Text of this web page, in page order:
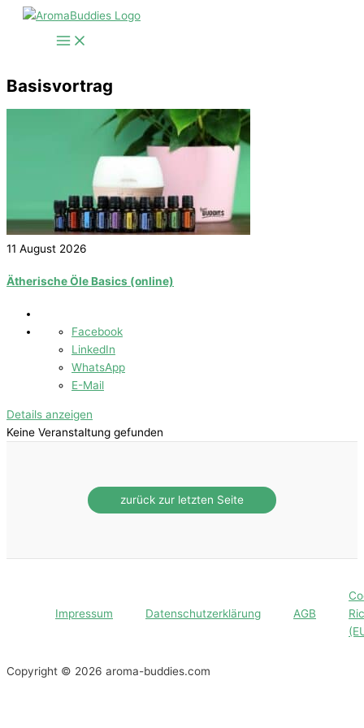
Zum
Basisvortrag
11 August 2026
Ätherische Öle Basics (online)
Facebook
LinkedIn
WhatsApp
E-Mail
Details anzeigen
Keine Veranstaltung gefunden
Impressum Datenschutzerklärung AGB
Copyright © 2026 aroma-buddies.com